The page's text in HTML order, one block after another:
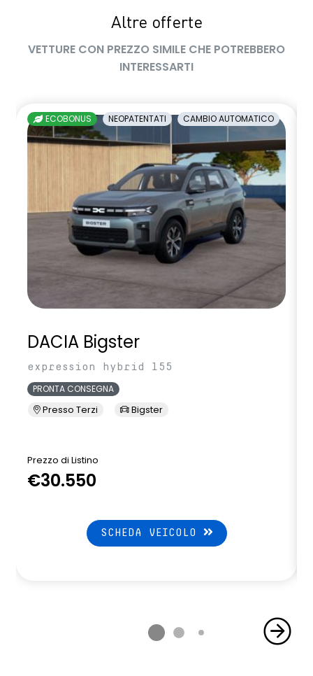
sedile passeggero regolabile in altezza
sedili posteriori ripiegabili 1/3 - 2/3
shark antenna
sistema di controllo della pressione pneumatici indiretto
sistema di frenata d'emergenza attiva
sistema multimediale openR link 10.4" con Google integrato
volante in pelle
Altre offerte
VETTURE CON PREZZO SIMILE CHE POTREBBERO
INTERESSARTI
ECOBONUS NEOPATENTATI CAMBIO AUTOMATICO
DACIA Bigster
expression hybrid 155
PRONTA CONSEGNA
Presso Terzi Bigster
Prezzo di Listino
€30.550
SCHEDA VEICOLO